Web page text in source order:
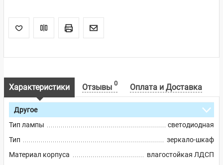
Характеристики Отзывы 0 Оплата и Доставка
Другое
Тип лампы
светодиодная
Тип
зеркало-шкаф
Материал корпуса
влагостойкая ЛДСП